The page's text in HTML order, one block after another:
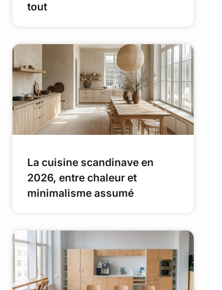
tout
La cuisine scandinave en
2026, entre chaleur et
minimalisme assumé